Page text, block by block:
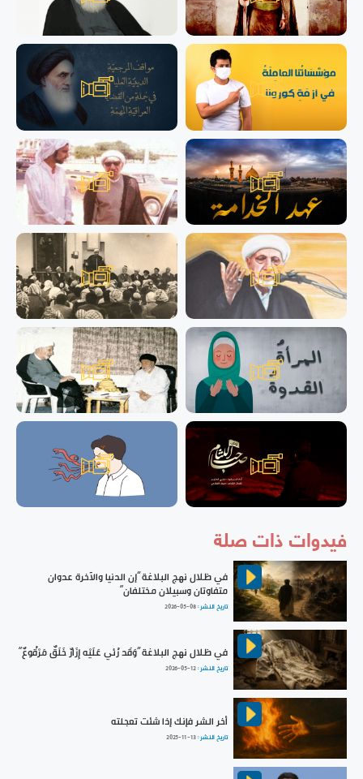
فيدوات ذات صلة
في ظلال نهج البلاغة ”إن الدنيا والآخرة عدوان
متفاوتان وسبيلان مختلفان“
تاريخ النشر :2026-05-08
في ظلال نهج البلاغة ”وَقَد رُئي عَلَيْه إِزَارٌ خَلَقٌ مَرْقُوعٌ“
تاريخ النشر :2026-05-12
أخر الشر فإنك إذا شئت تعجلته
تاريخ النشر :2025-11-13